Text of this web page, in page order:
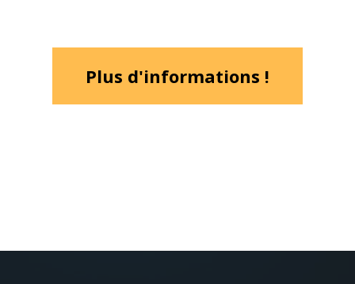
Plus d'informations !